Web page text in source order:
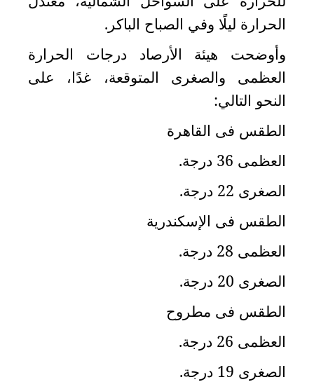
الكويت
ومناسبات
الحرارة ليلًا وفي الصباح الباكر .
وأوضحت هيئة الأرصاد درجات الحرارة
العظمى والصغرى المتوقعة، غدًا، على
النحو التالي:
الطقس فى القاهرة
العظمى 36 درجة
.
الصغرى 22 درجة
.
الطقس فى الإسكندرية
العظمى 28 درجة
.
الصغرى 20 درجة
.
الطقس فى مطروح
العظمى 26 درجة
.
الصغرى 19 درجة
.